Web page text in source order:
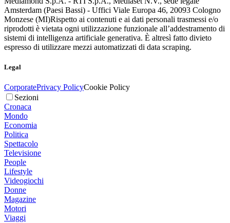
Amsterdam (Paesi Bassi) - Uffici Viale Europa 46, 20093 Cologno
Monzese (MI)Rispetto ai contenuti e ai dati personali trasmessi e/o
riprodotti è vietata ogni utilizzazione funzionale all’addestramento di
sistemi di intelligenza artificiale generativa. È altresì fatto divieto
espresso di utilizzare mezzi automatizzati di data scraping.
Legal
CorporatePrivacy PolicyCookie Policy
Sezioni
Cronaca
Mondo
Economia
Politica
Spettacolo
Televisione
People
Lifestyle
Videogiochi
Donne
Magazine
Motori
Viaggi